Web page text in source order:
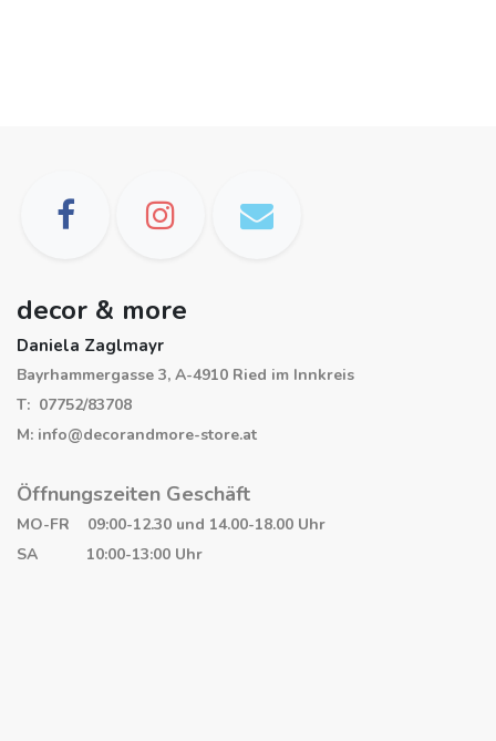
decor & more
Daniela Zaglmayr
Bayrhammergasse 3, A-4910 Ried im Innkreis
T: 07752/83708
M: info@decorandmore-store.at
Öffnungszeiten Geschäft
MO-FR 09:00-12.30 und 14.00-18.00 Uhr
SA 10:00-13:00 Uhr